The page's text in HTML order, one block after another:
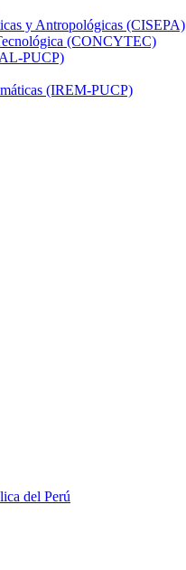
y Antropológicas (CISEPA)
(CONCYTEC)
PUCP)
(IREM-PUCP)
del Perú